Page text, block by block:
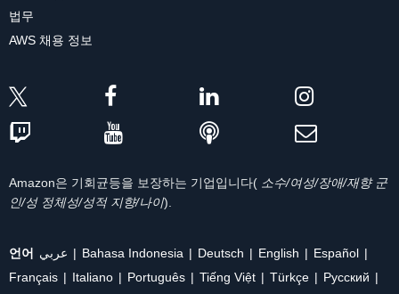
법무
AWS 채용 정보
Amazon은 기회균등을 보장하는 기업입니다( 소수/여성/장애/재향 군
인/성 정체성/성적 지향/나이).
언어 عربي Bahasa Indonesia Deutsch English
Español
Français
Italiano Português Tiếng Việt Türkçe
Ρусский